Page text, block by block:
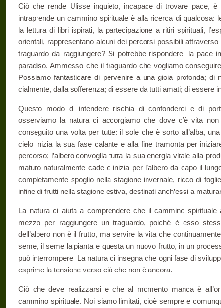
Ciò che rende Ulisse inquieto, incapace di trovare pace,
intraprende un cammino spirituale è alla ricerca di qualcosa:
la lettura di libri ispirati, la partecipazione a ritiri spirituali,
orientali, rappresentano alcuni dei percorsi possibili
traguardo da raggiungere? Si potrebbe rispondere: la pace
paradiso. Ammesso che il traguardo che vogliamo
Possiamo fantasticare di pervenire a una gioia profonda;
cialmente, dalla sofferenza; di essere da tutti amati; di essere
Questo modo di intendere rischia di confonderci e di
osserviamo la natura ci accorgiamo che do­ve c’è vita
conseguito una volta per tutte: il sole che è sorto all’alba,
cielo inizia la sua fase calante e alla fine tramonta per
percorso; l’albero convoglia tut­ta la sua energia vitale alla
maturo naturalmente cade e inizia per l’albero da capo il
completamente spoglio nella stagione invernale, ricco di
infine di frutti nella stagione estiva, destinati anch’essi a
La natura ci aiuta a comprendere che il cammino
mezzo per raggiungere un traguardo, poiché è esso
dell’albero non è il frutto, ma servire la vita che
seme, il seme la pianta e questa un nuovo frutto, in un
può interrompere. La natura ci insegna che ogni fase di
esprime la tensione verso ciò che non è ancora.
Ciò che deve realizzarsi e che al momento manca è
cammino spirituale. Noi siamo limitati, cioè sempre e